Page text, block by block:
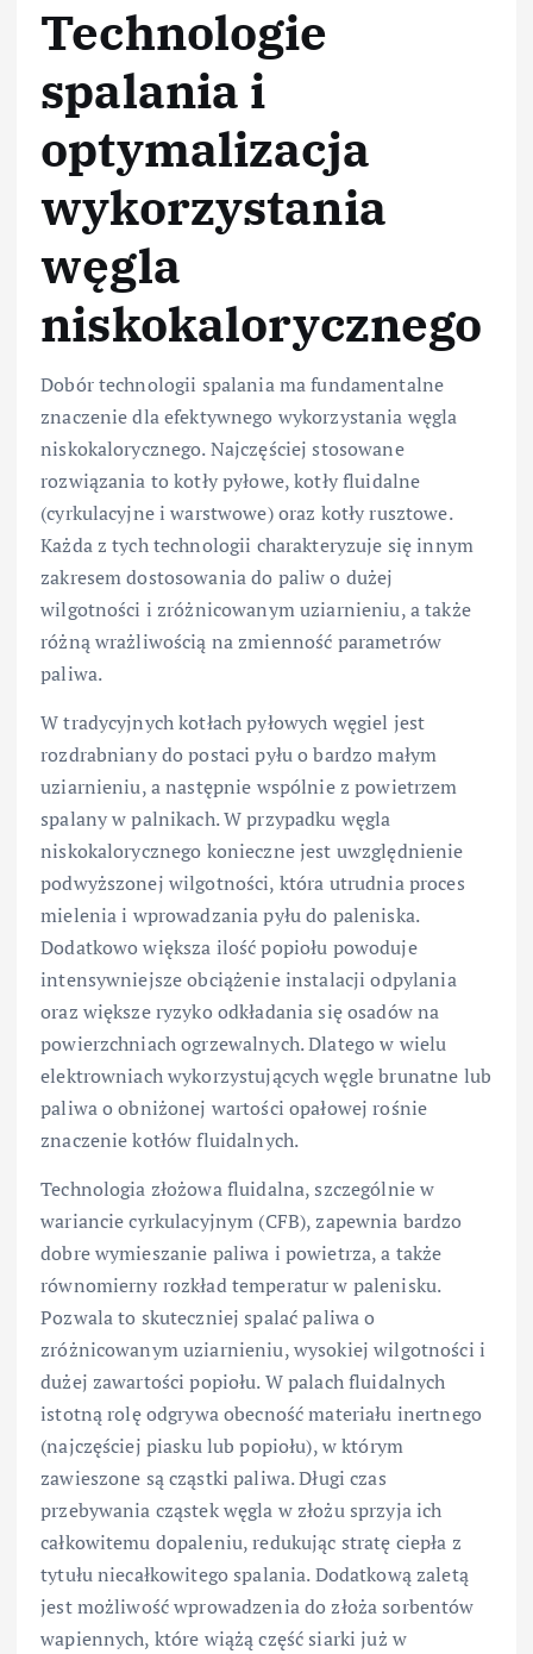
Technologie
spalania i
optymalizacja
wykorzystania
węgla
niskokalorycznego
Dobór technologii spalania ma fundamentalne
znaczenie dla efektywnego wykorzystania węgla
niskokalorycznego. Najczęściej stosowane
rozwiązania to kotły pyłowe, kotły fluidalne
(cyrkulacyjne i warstwowe) oraz kotły rusztowe.
Każda z tych technologii charakteryzuje się innym
zakresem dostosowania do paliw o dużej
wilgotności i zróżnicowanym uziarnieniu, a także
różną wrażliwością na zmienność parametrów
paliwa.
W tradycyjnych kotłach pyłowych węgiel jest
rozdrabniany do postaci pyłu o bardzo małym
uziarnieniu, a następnie wspólnie z powietrzem
spalany w palnikach. W przypadku węgla
niskokalorycznego konieczne jest uwzględnienie
podwyższonej wilgotności, która utrudnia proces
mielenia i wprowadzania pyłu do paleniska.
Dodatkowo większa ilość popiołu powoduje
intensywniejsze obciążenie instalacji odpylania
oraz większe ryzyko odkładania się osadów na
powierzchniach ogrzewalnych. Dlatego w wielu
elektrowniach wykorzystujących węgle brunatne lub
paliwa o obniżonej wartości opałowej rośnie
znaczenie kotłów fluidalnych.
Technologia złożowa fluidalna, szczególnie w
wariancie cyrkulacyjnym (CFB), zapewnia bardzo
dobre wymieszanie paliwa i powietrza, a także
równomierny rozkład temperatur w palenisku.
Pozwala to skuteczniej spalać paliwa o
zróżnicowanym uziarnieniu, wysokiej wilgotności i
dużej zawartości popiołu. W pala­ch fluidalnych
istotną rolę odgrywa obecność materiału inertnego
(najczęściej piasku lub popiołu), w którym
zawieszone są cząstki paliwa. Długi czas
przebywania cząstek węgla w złożu sprzyja ich
całkowitemu dopaleniu, redukując stratę ciepła z
tytułu niecałkowitego spalania. Dodatkową zaletą
jest możliwość wprowadzenia do złoża sorbentów
wapiennych, które wiążą część siarki już w